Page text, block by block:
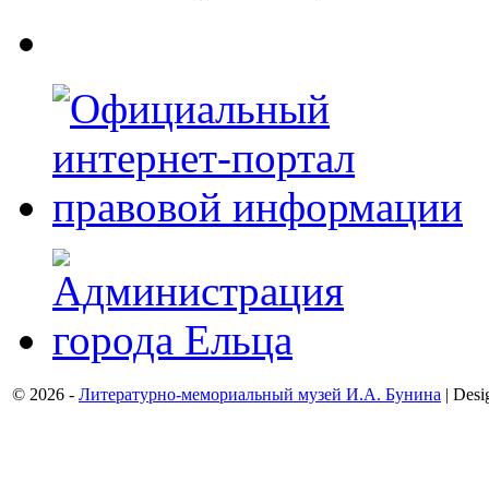
© 2026 - Литературно-мемориальный музей И.А. Бунина |